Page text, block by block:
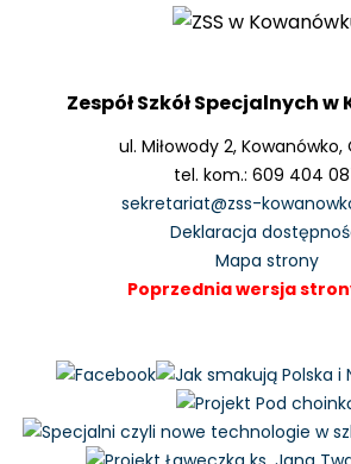
Zespół Szkół Specjalnych
ul. Miłowody 2, Kowanówko,
tel. kom.: 609 404
sekretariat@zss-
Deklaracja
Mapa strony
Poprzednia wersja